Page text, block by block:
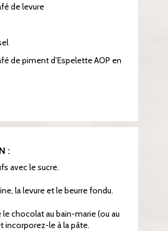
de levure
de piment d’Espelette AOP en
:
avec le sucre.
la levure et le beurre fondu.
chocolat au bain-marie (ou au
incorporez-le à la pâte.